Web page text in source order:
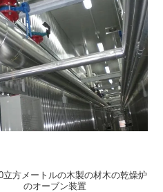
立方メートルの木製の材木の乾燥炉
のオーブン装置